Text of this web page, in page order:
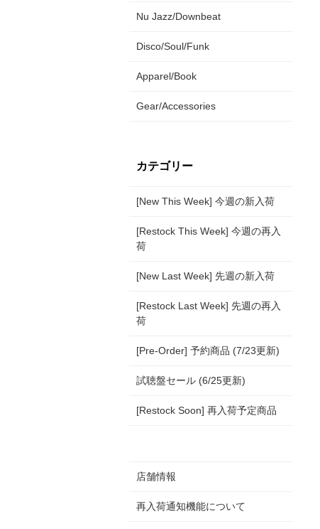
Nu Jazz/Downbeat
Disco/Soul/Funk
Apparel/Book
Gear/Accessories
カテゴリー
[New This Week] 今週の新入荷
[Restock This Week] 今週の再入
荷
[New Last Week] 先週の新入荷
[Restock Last Week] 先週の再入
荷
[Pre-Order] 予約商品 (7/23更新)
試聴盤セール (6/25更新)
[Restock Soon] 再入荷予定商品
店舗情報
再入荷通知機能について